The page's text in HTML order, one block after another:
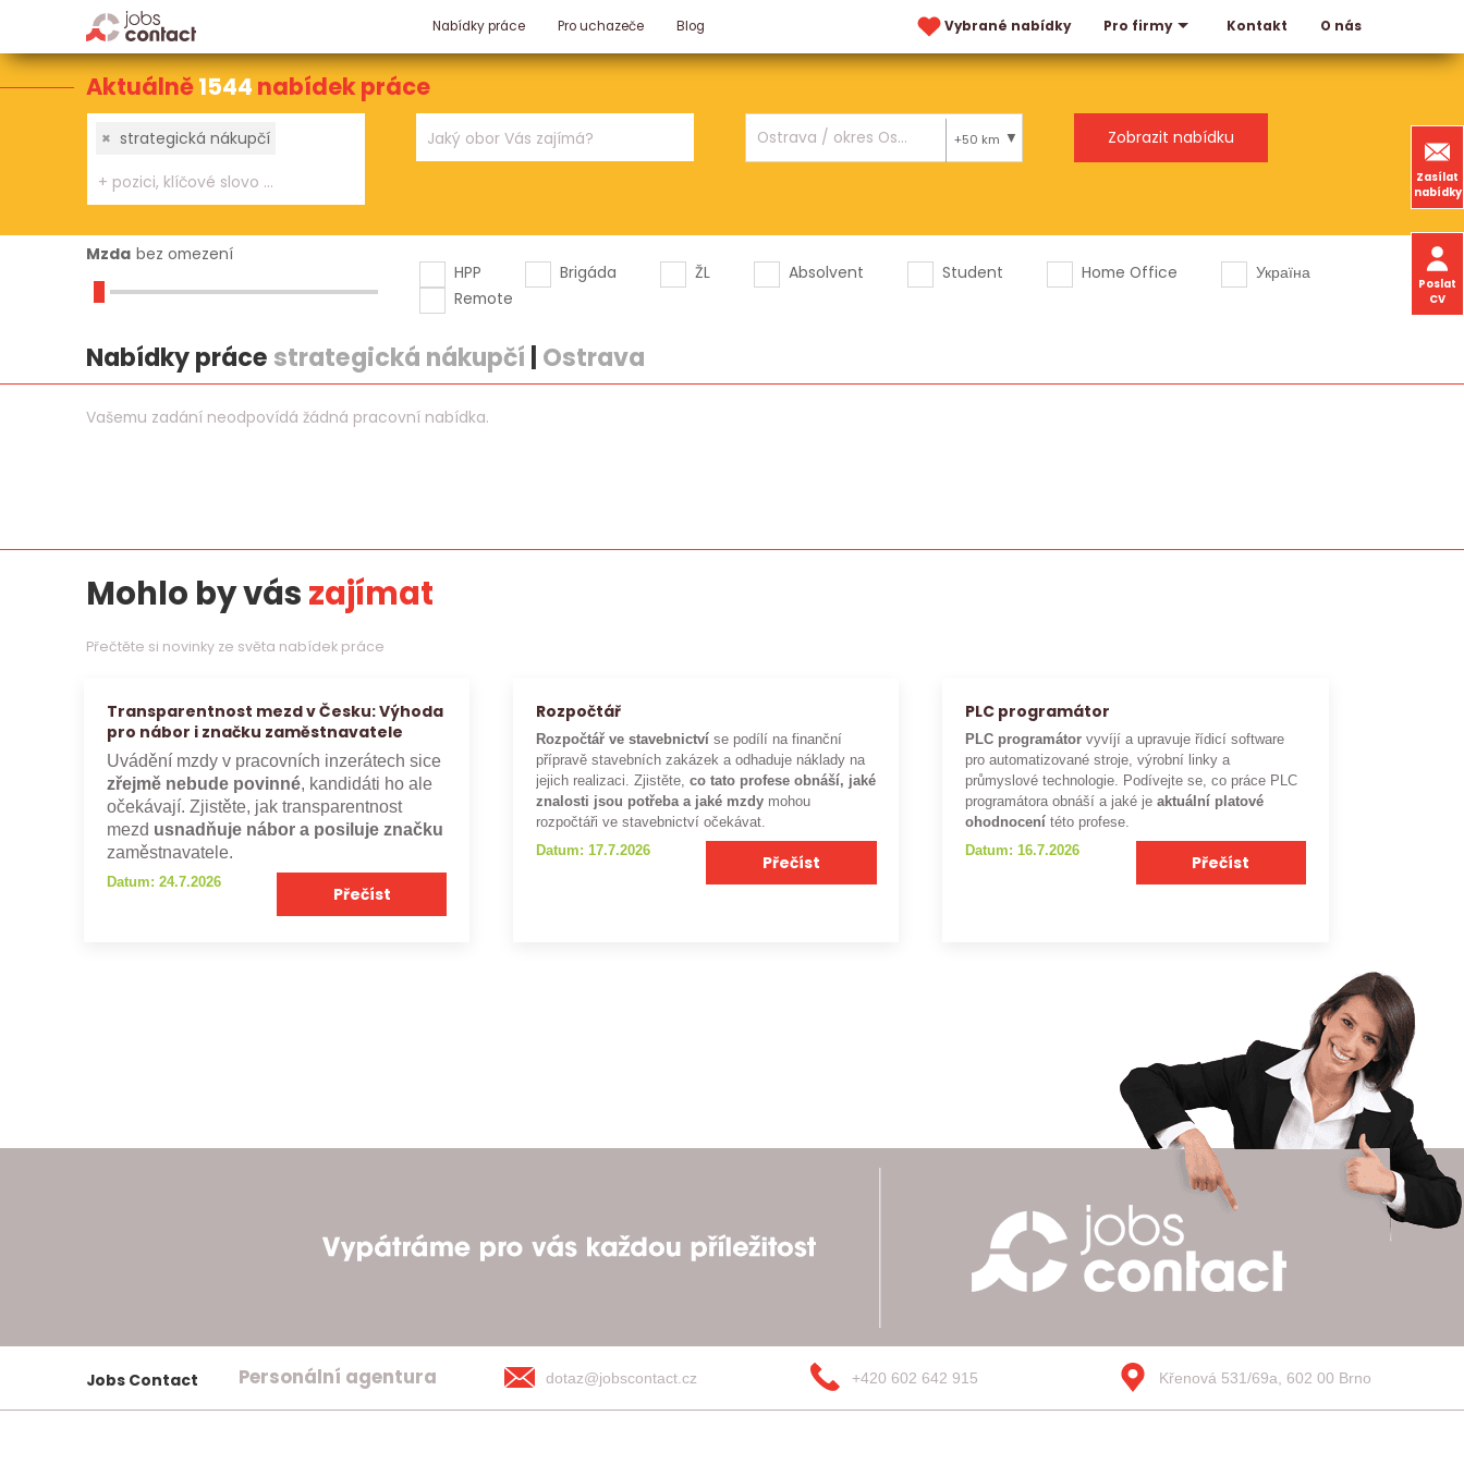
Nabídky práce Pro uchazeče Blog Vybrané nabídky Pro firmy Kontakt O nás
Zasílat
nabídky
Poslat
CV
Aktuálně1544 nabídek práce
× strategická nákupčí +50 km
Mzda bez omezení
HPP
Brigáda ŽL Absolvent Student Home Office
Україна
Remote
Nabídky práce strategická nákupčí Ostrava
Vašemu zadání neodpovídá žádná pracovní nabídka.
Mohlo by vászajímat
Přečtěte si novinky ze světa nabídek práce
Transparentnost mezd v Česku: Výhoda
pro nábor i značku zaměstnavatele
Uvádění mzdy v pracovních inzerátech sice
zřejmě nebude povinné, kandidáti ho ale
očekávají. Zjistěte, jak transparentnost
mezd usnadňuje nábor a posiluje značku
zaměstnavatele.
Datum: 24.7.2026
Přečíst
Rozpočtář
Rozpočtář ve stavebnictví se podílí na finanční
přípravě stavebních zakázek a odhaduje náklady na
jejich realizaci. Zjistěte,co tato profese obnáší, jaké
znalosti jsou potřeba a jaké mzdy mohou
rozpočtáři ve stavebnictví očekávat.
Datum: 17.7.2026
Přečíst
PLC programátor
PLC programátor vyvíjí a upravuje řídicí software
pro automatizované stroje, výrobní linky a
průmyslové technologie. Podívejte se, co práce PLC
programátora obnáší a jaké je aktuální platové
ohodnocení této profese.
Datum: 16.7.2026
Přečíst
Jobs Contact Personální agentura dotaz@jobscontact.cz +420 602 642 915 Křenová 531/69a, 602 00 Brno